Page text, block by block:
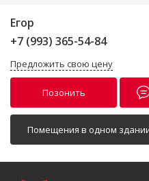
Егор
+7 (993) 365-54-84
Предложить свою цену
Позонить
Помещения в одном